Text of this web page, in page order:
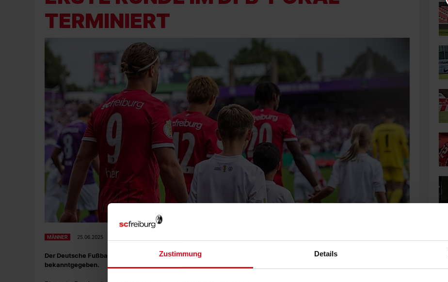
Zustimmung Details
TERMINIERT
MÄNNER 25.06.2025
Der Deutsche Fußball-Bund (DFB) hat an diesem Mittwoch die zeitgenaue Ansetzung der ersten Pokalrunde
bekanntgegeben.